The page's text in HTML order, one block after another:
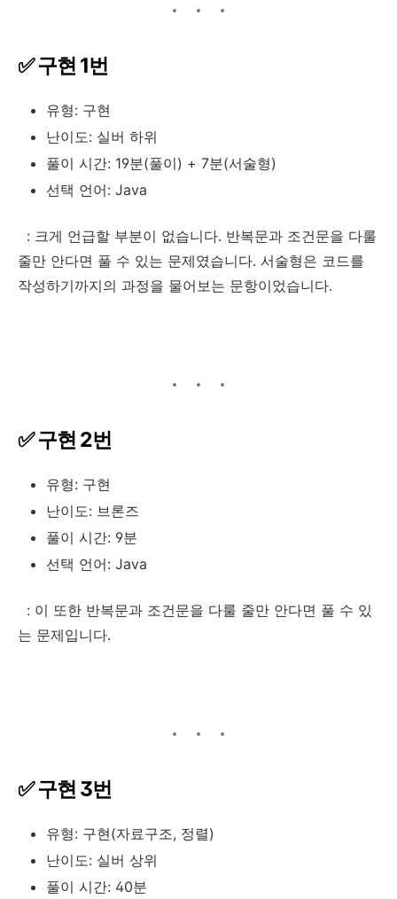
✅ 구현 1번
유형: 구현
난이도: 실버 하위
풀이 시간: 19분(풀이) + 7분(서술형)
선택 언어: Java
: 크게 언급할 부분이 없습니다. 반복문과 조건문을 다룰
줄만 안다면 풀 수 있는 문제였습니다. 서술형은 코드를
작성하기까지의 과정을 물어보는 문항이었습니다.
✅ 구현 2번
유형: 구현
난이도: 브론즈
풀이 시간: 9분
선택 언어: Java
: 이 또한 반복문과 조건문을 다룰 줄만 안다면 풀 수 있
는 문제입니다.
✅ 구현 3번
유형: 구현(자료구조, 정렬)
난이도: 실버 상위
풀이 시간: 40분